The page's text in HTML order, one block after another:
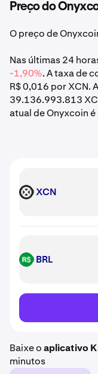
Preço do
O preço de
Nas últimas 24
-1,90%. A taxa de
R$ 0,016 por XCN.
39.136.993.813
atual de Onyxcoin é
XCN XCN
BRL BRL
Baixe oaplicativo
minutos